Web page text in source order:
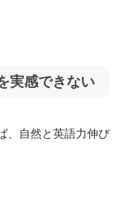
実感できない
、自然と英語力伸び